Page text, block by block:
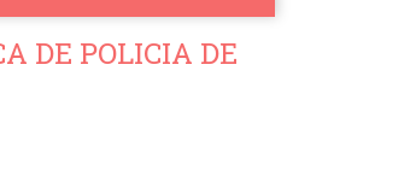
DE POLICIA DE